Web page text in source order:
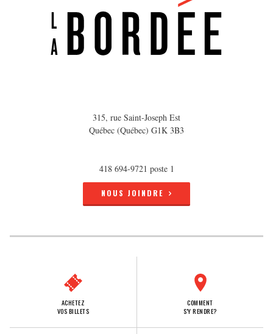
315, rue Saint-Joseph Est
Québec (Québec) G1K 3B3
418 694-9721 poste 1
NOUS JOINDRE
ACHETEZ
VOS BILLETS
COMMENT
S'Y RENDRE?